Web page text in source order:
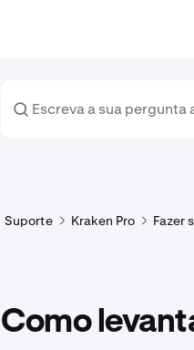
Suporte Kraken Pro Fazer
Como